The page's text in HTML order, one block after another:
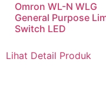
Omron WL-N WLG
General Purpose
Switch LED
Lihat Detail Produk